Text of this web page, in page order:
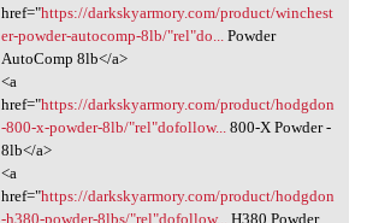
href="https://darkskyarmory.com/product/winchest
er-powder-autocomp-8lb/"rel"do...
Powder
AutoComp 8lb</a>
<a
href="https://darkskyarmory.com/product/hodgdon
-800-x-powder-8lb/"rel"dofollow...
800-X Powder -
8lb</a>
<a
href="https://darkskyarmory.com/product/hodgdon
-h380-powder-8lbs/"rel"dofollow...
H380 Powder